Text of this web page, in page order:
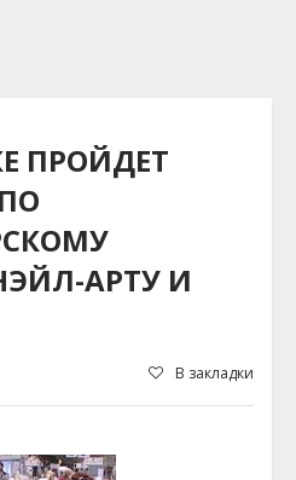
ПРОЙДЕТ
АРТУ И
В закладки